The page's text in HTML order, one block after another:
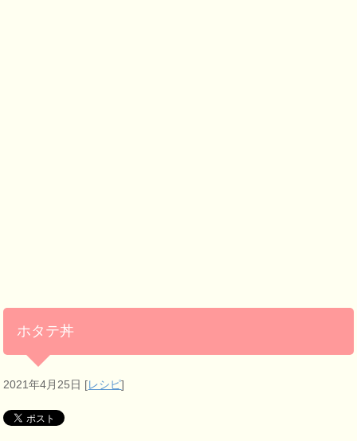
ホタテ丼
2021年4月25日 [レシピ]